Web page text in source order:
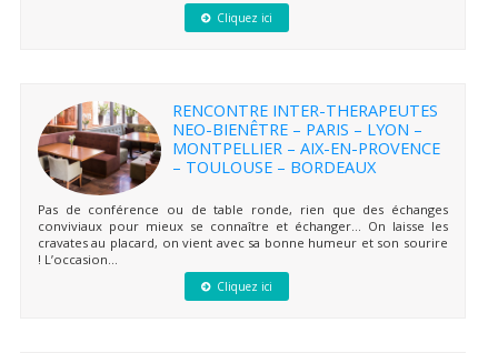
Cliquez ici
RENCONTRE INTER-THERAPEUTES
NEO-BIENÊTRE – PARIS – LYON –
MONTPELLIER – AIX-EN-PROVENCE
– TOULOUSE – BORDEAUX
Pas de conférence ou de table ronde, rien que des échanges
conviviaux pour mieux se connaître et échanger… On laisse les
cravates au placard, on vient avec sa bonne humeur et son sourire
! L’occasion...
Cliquez ici